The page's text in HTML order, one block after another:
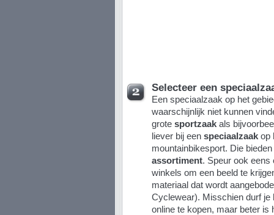
Selecteer een
Een speciaalzaak op het
waarschijnlijk niet kunnen
grote sportzaakals
liever bij een speciaalzaakop
mountainbikesport. Die
assortiment. Speur ook eens
winkels om een beeld te
materiaal dat wordt
Cyclewear). Misschien durf je
online te kopen, maar beter is